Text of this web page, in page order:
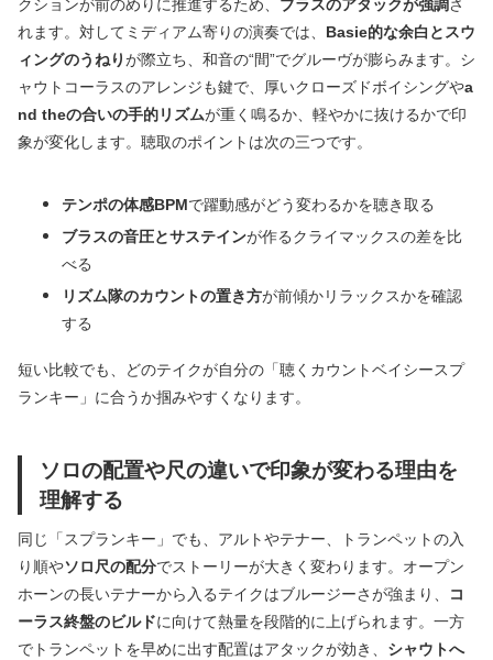
クションが前のめりに推進するため、 ブラスのアタックが強調さ
れます。対してミディアム寄りの演奏では、 Basie的な余白とスウ
ィングのうねりが際立ち、和音の“間”でグルーヴが膨らみます。シ
ャウトコーラスのアレンジも鍵で、厚いクローズドボイシングやa
nd theの合いの手的リズムが重く鳴るか、軽やかに抜けるかで印
象が変化します。聴取のポイントは次の三つです。
テンポの体感BPMで躍動感がどう変わるかを聴き取る
ブラスの音圧とサステインが作るクライマックスの差を比
べる
リズム隊のカウントの置き方が前傾かリラックスかを確認
する
短い比較でも、どのテイクが自分の「聴くカウントベイシースプ
ランキー」に合うか掴みやすくなります。
ソロの配置や尺の違いで印象が変わる理由を
理解する
同じ「スプランキー」でも、アルトやテナー、トランペットの入
り順やソロ尺の配分でストーリーが大きく変わります。オープン
ホーンの長いテナーから入るテイクはブルージーさが強まり、
コ
ーラス終盤のビルドに向けて熱量を段階的に上げられます。一方
でトランペットを早めに出す配置はアタックが効き、 シャウトへ